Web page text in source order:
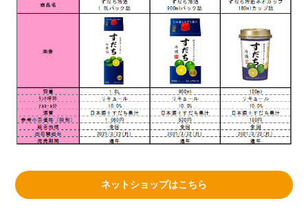
ネットショップはこちら